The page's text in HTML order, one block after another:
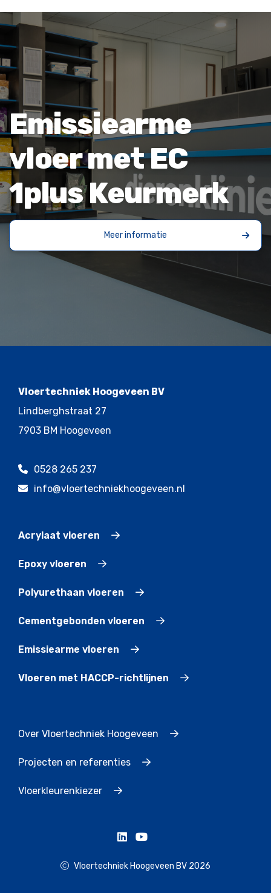
Emissiearme
vloer met EC
1plus Keurmerk
Meer informatie
Vloertechniek Hoogeveen BV
Lindberghstraat 27
7903 BM Hoogeveen
0528 265 237
info@vloertechniekhoogeveen.nl
Acrylaat vloeren
Epoxy vloeren
Polyurethaan vloeren
Cementgebonden vloeren
Emissiearme vloeren
Vloeren met HACCP-richtlijnen
Over Vloertechniek Hoogeveen
Projecten en referenties
Vloerkleurenkiezer
Vloertechniek Hoogeveen BV 2026